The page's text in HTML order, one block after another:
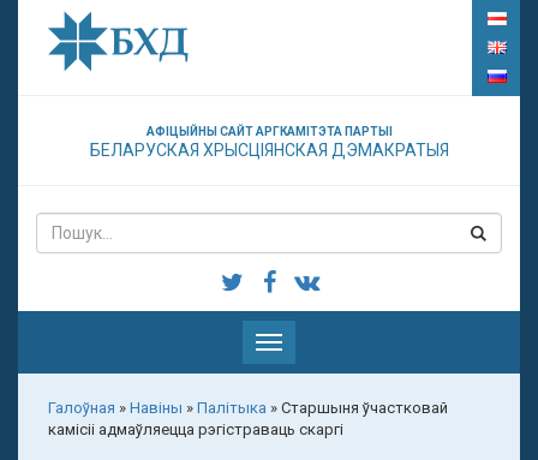
АФІЦЫЙНЫ САЙТ АРГКАМІТЭТА ПАРТЫІ
БЕЛАРУСКАЯ ХРЫСЦІЯНСКАЯ ДЭМАКРАТЫЯ
Паказаць
меню
Галоўная » Навіны » Палітыка » Старшыня ўчастковай
камісіі адмаўляецца рэгістраваць скаргі